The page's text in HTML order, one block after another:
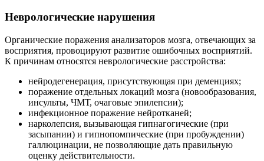
Неврологические нарушения
Органические поражения анализаторов мозга, отвечающих за
восприятия, провоцируют развитие ошибочных восприятий.
К причинам относятся неврологические расстройства:
нейродегенерация, присутствующая при деменциях;
поражение отдельных локаций мозга (новообразования,
инсульты, ЧМТ, очаговые эпилепсии);
инфекционное поражение нейротканей;
нарколепсия, вызывающая гипнагогические (при
засыпании) и гипнопомпические (при пробуждении)
галлюцинации, не позволяющие дать правильную
оценку действительности.